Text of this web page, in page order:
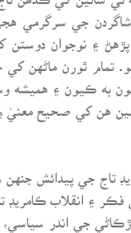
جي سرگرمي
پڙهڻ ۽ نوجوان
ٿورن ماڻهن کي
به ڪيون ۽ هميشه
اسين هن کي صحيح
تاج جي پيدائش
۽ انقلاب ڪامريڊ
جي اندر سياسي،